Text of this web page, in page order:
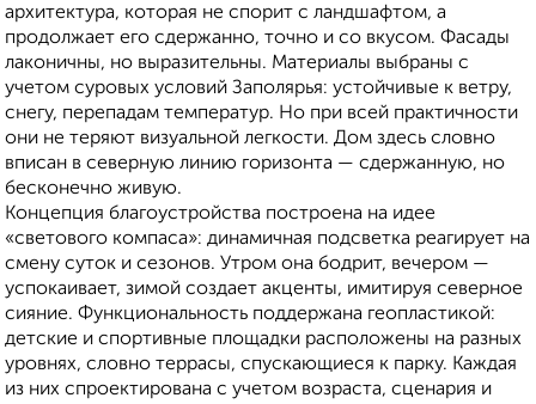
архитектура, которая не спорит с ландшафтом, а
продолжает его сдержанно, точно и со вкусом. Фасады
лаконичны, но выразительны. Материалы выбраны с
учетом суровых условий Заполярья: устойчивые к ветру,
снегу, перепадам температур. Но при всей практичности
они не теряют визуальной легкости. Дом здесь словно
вписан в северную линию горизонта — сдержанную, но
бесконечно живую.
Концепция благоустройства построена на идее
«светового компаса»: динамичная подсветка реагирует на
смену суток и сезонов. Утром она бодрит, вечером —
успокаивает, зимой создает акценты, имитируя северное
сияние. Функциональность поддержана геопластикой:
детские и спортивные площадки расположены на разных
уровнях, словно террасы, спускающиеся к парку. Каждая
из них спроектирована с учетом возраста, сценария и